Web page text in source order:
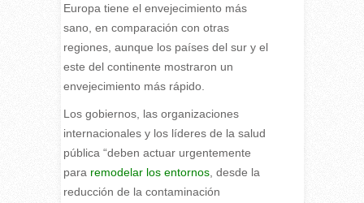
Europa tiene el envejecimiento más
sano, en comparación con otras
regiones, aunque los países del sur y el
este del continente mostraron un
envejecimiento más rápido.
Los gobiernos, las organizaciones
internacionales y los líderes de la salud
pública “deben actuar urgentemente
para remodelar los entornos, desde la
reducción de la contaminación